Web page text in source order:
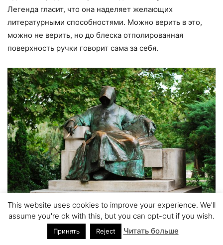
Легенда гласит, что она наделяет желающих
литературными способностями. Можно верить в это,
можно не верить, но до блеска отполированная
поверхность ручки говорит сама за себя.
Фото:Andrei Stroe(Public domain)
This website uses cookies to improve your experience. We'll
assume you're ok with this, but you can opt-out if you wish.
Принять Reject Читать больше